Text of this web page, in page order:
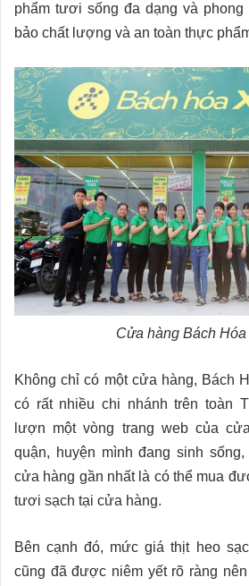
phẩm tươi sống đa dạng và
bảo chất lượng và an toàn thực
Cửa hàng Bách
Không chỉ có một cửa hàng, Bách
có rất nhiều chi nhánh trên toàn
lượn một vòng trang web của
quận, huyện mình đang sinh
cửa hàng gần nhất là có thể mua
tươi sạch tại cửa hàng.
Bên cạnh đó, mức giá thịt heo
cũng đã được niêm yết rõ ràng